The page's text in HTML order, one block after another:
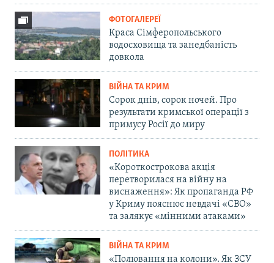
ФОТОГАЛЕРЕЇ
Краса Сімферопольського
водосховища та занедбаність
довкола
ВІЙНА ТА КРИМ
Сорок днів, сорок ночей. Про
результати кримської операції з
примусу Росії до миру
ПОЛІТИКА
«Короткострокова акція
перетворилася на війну на
виснаження»: Як пропаганда РФ
у Криму пояснює невдачі «СВО»
та залякує «мінними атаками»
ВІЙНА ТА КРИМ
«Полювання на колони». Як ЗСУ